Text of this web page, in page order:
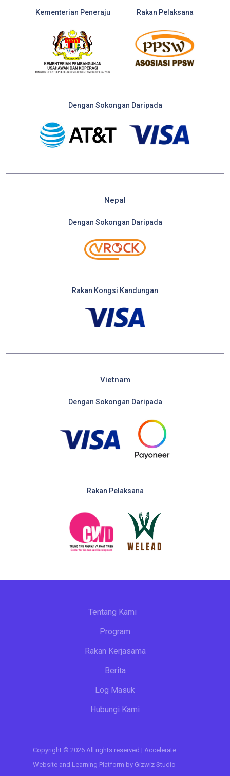
Kementerian Peneraju Rakan Pelaksana
Dengan Sokongan Daripada
Nepal
Dengan Sokongan Daripada
Rakan Kongsi Kandungan
Vietnam
Dengan Sokongan Daripada
Rakan Pelaksana
Tentang Kami
Program
Rakan Kerjasama
Berita
Log Masuk
Hubungi Kami
Copyright © 2026 All rights reserved | Accelerate
Website and Learning Platform by Gizwiz Studio